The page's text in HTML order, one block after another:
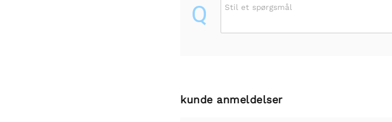
Q Stil et spørgsmål
kunde anmeldelser